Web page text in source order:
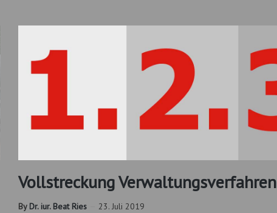
Vollstreckung Verwaltungsverfahren
By Dr. iur. Beat Ries 23. Juli 2019